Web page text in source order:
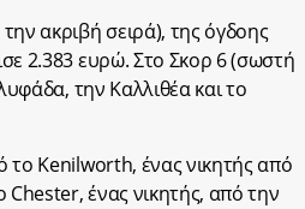
ακριβή σειρά), της όγδοης
2.383 ευρώ. Στο Σκορ 6 (σωστή
την Καλλιθέα και το
το Kenilworth, ένας νικητής από
ένας νικητής, από την